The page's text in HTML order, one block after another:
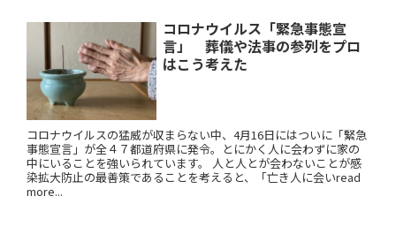
コロナウイルス「緊急事態宣
言」 葬儀や法事の参列をプロ
はこう考えた
コロナウイルスの猛威が収まらない中、4月16日にはついに「緊急
事態宣言」が全４７都道府県に発令。とにかく人に会わずに家の
中にいることを強いられています。 人と人とが会わないことが感
染拡大防止の最善策であることを考えると、「亡き人に会いread
more...